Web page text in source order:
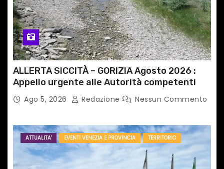
ALLERTA SICCITÀ – GORIZIA Agosto 2026 :
Appello urgente alle Autorità competenti
Ago 5, 2026 Redazione Nessun Commento
ATTUALITA' EVENTI VENEZIA E PROVINCIA TERRITORIO